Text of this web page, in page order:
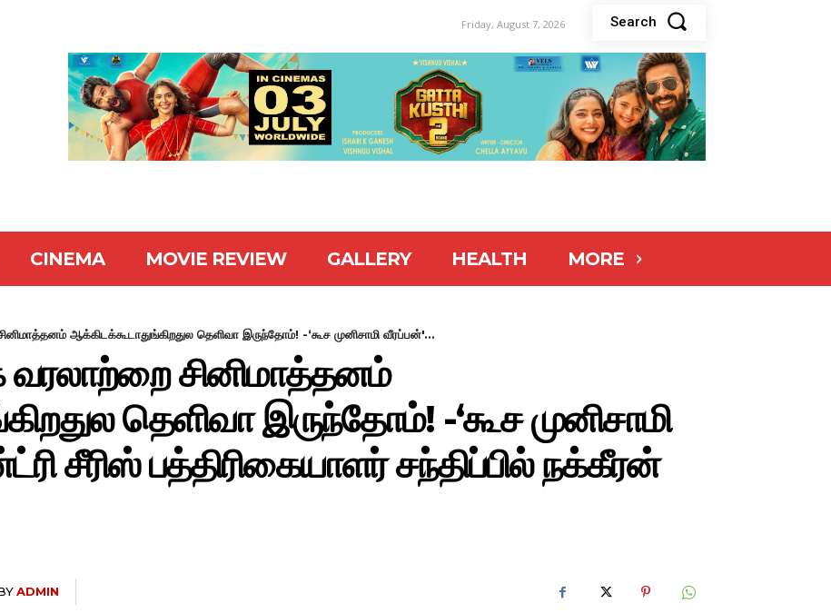
Friday, August 7, 2026 Search
CINEMA MOVIE REVIEW GALLERY HEALTH MORE
ஆக்கிடக்கூடாதுங்கிறதுல தெளிவா இருந்தோம்! -‘கூச முனிசாமி வீரப்பன்'...
சினிமாத்தனம்
தெளிவா இருந்தோம்! -‘கூச முனிசாமி
சீரிஸ் பத்திரிகையாளர் சந்திப்பில் நக்கீரன்
ADMIN